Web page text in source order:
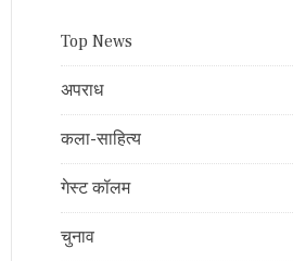
Top News
अपराध
कला-साहित्य
गेस्ट कॉलम
चुनाव